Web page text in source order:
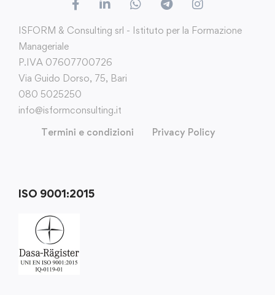
ISFORM & Consulting srl - Istituto per la Formazione
Manageriale
P.IVA 07607700726
Via Guido Dorso, 75, Bari
080 5025250
info@isformconsulting.it
Termini e condizioni
Privacy Policy
ISO 9001:2015